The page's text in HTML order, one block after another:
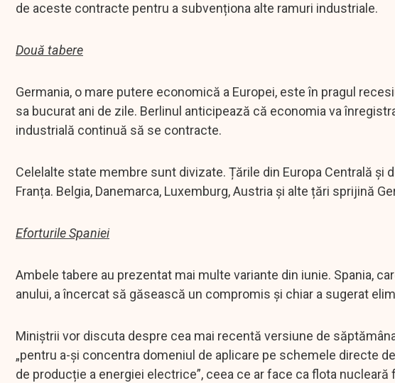
de aceste contracte pentru a subvenționa alte ramuri industriale.
Două tabere
Germania, o mare putere economică a Europei, este în pragul
sa bucurat ani de zile. Berlinul anticipează că economia va
industrială continuă să se contracte.
Celelalte state membre sunt divizate. Țările din Europa Centrală și
Franța. Belgia, Danemarca, Luxemburg, Austria și alte țări sprijină
Eforturile Spaniei
Ambele tabere au prezentat mai multe variante din iunie. Spania,
anului, a încercat să găsească un compromis și chiar a sugerat
Miniștrii vor discuta despre cea mai recentă versiune de
„pentru a-și concentra domeniul de aplicare pe schemele directe
de producție a energiei electrice”, ceea ce ar face ca flota